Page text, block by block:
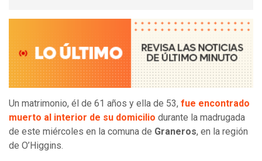
Un matrimonio, él de 61 años y ella de 53, fue encontrado
muerto al interior de su domicilio durante la madrugada
de este miércoles en la comuna de Graneros, en la región
de O’Higgins.